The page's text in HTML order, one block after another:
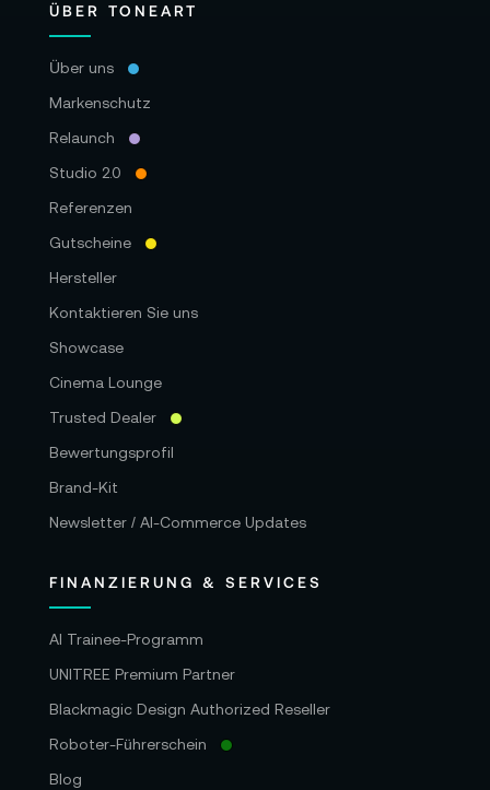
ÜBER TONEART
Über uns
Markenschutz
Relaunch
Studio 2.0
Referenzen
Gutscheine
Hersteller
Kontaktieren Sie uns
Showcase
Cinema Lounge
Trusted Dealer
Bewertungsprofil
Brand-Kit
Newsletter / AI-Commerce Updates
FINANZIERUNG & SERVICES
AI Trainee-Programm
UNITREE Premium Partner
Blackmagic Design Authorized Reseller
Roboter-Führerschein
Blog